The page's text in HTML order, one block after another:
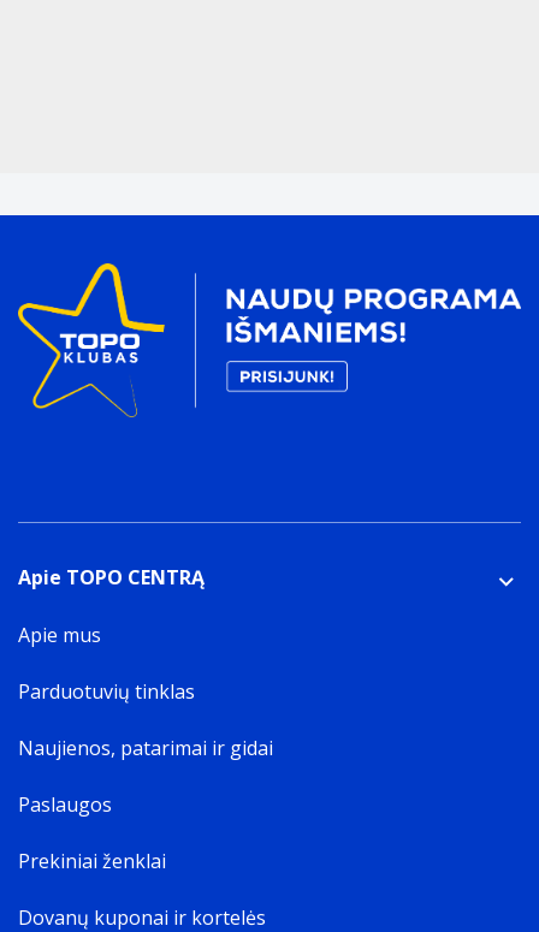
Apie TOPO CENTRĄ
Apie mus
Parduotuvių tinklas
Naujienos, patarimai ir gidai
Paslaugos
Prekiniai ženklai
Dovanų kuponai ir kortelės